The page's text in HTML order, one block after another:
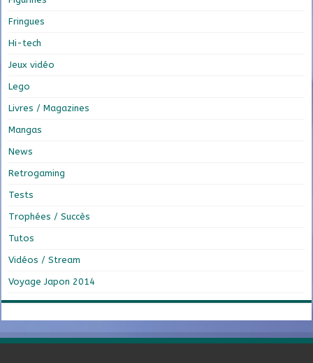
Fringues
Hi-tech
Jeux vidéo
Lego
Livres / Magazines
Mangas
News
Retrogaming
Tests
Trophées / Succès
Tutos
Vidéos / Stream
Voyage Japon 2014